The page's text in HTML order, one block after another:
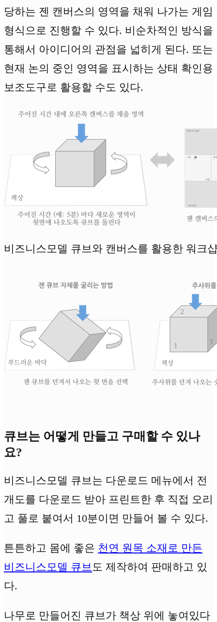
당하는 젠 캔버스의 영역을 채워 나가는 게임
형식으로 진행할 수 있다. 비순차적인 방식을
통해서 아이디어의 관점을 넓히게 된다. 또는
현재 논의 중인 영역을 표시하는 상태 확인용
보조도구로 활용할 수도 있다.
비즈니스모델 큐브와 캔버스를 활용한 워크
큐브는 어떻게 만들고 구매할 수 있나
요?
비즈니스모델 큐브는 다운로드 메뉴에서 전
개도를 다운로드 받아 프린트한 후 직접 오리
고 풀로 붙여서 10분이면 만들어 볼 수 있다.
튼튼하고 몸에 좋은 천연 원목 소재로 만든
비즈니스모델 큐브 도 제작하여 판매하고 있
다.
나무로 만들어진 큐브가 책상 위에 놓여있다